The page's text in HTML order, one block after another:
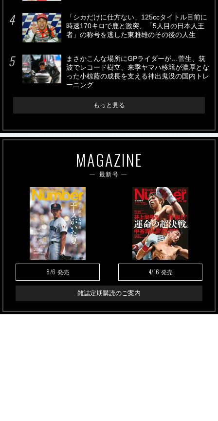
「シカだけに仕方ない」125ccタイトル目前に
時速170キロで鹿と激突、「5人目の日本人王
者」の称号を逃した東雅雄のその後の人生
まさかこんな場所にGPライダーが…菅生、筑
波でレコード樹立、来季ヤマハ移籍が濃厚とな
った小椋藍の成長を支える神出鬼没の国内トレ
ーニング
もっと見る
MAGAZINE
最新号
8/6 発売 4/16 発売
雑誌定期購読のご案内